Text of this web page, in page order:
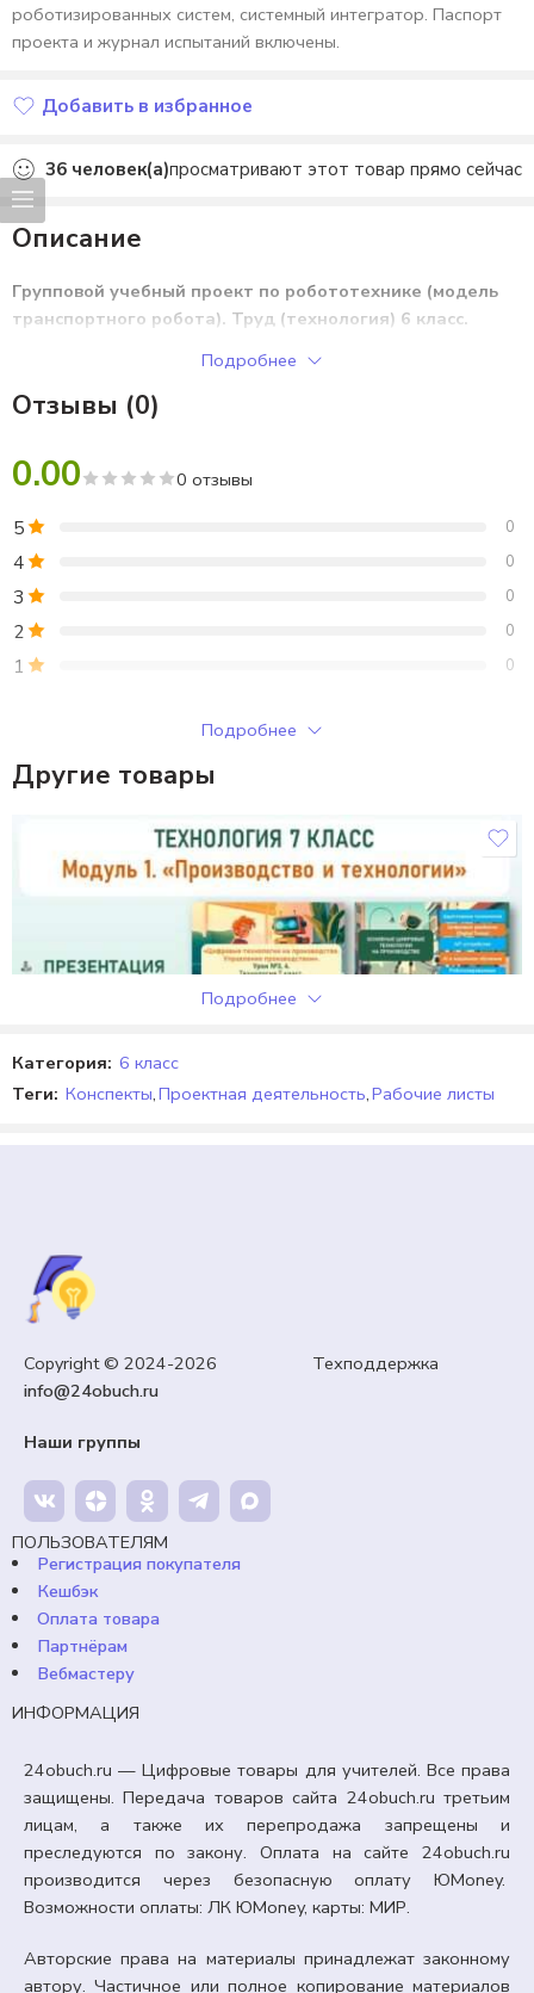
роботизированных систем, системный интегратор. Паспорт
проекта и журнал испытаний включены.
Добавить в избранное
36 человек(а)просматривают этот товар прямо сейчас
Описание
Групповой учебный проект по робототехнике (модель
транспортного робота). Труд (технология) 6 класс.
Подробнее
Отзывы (0)
0.00 0 отзывы
5 0
4 0
3 0
2 0
1 0
Только зарегистрированные клиенты, купившие этот товар,
могут публиковать отзывы.
Отзывов пока нет.
Подробнее
Другие товары
7 КЛАСС
Презентация, конспект урока и рабочий лист
Управление производством». Технология 7 класс.
120,00₽Кешбэк:18 рублей
Продавец:24obuch.ru
Подробнее
Категория: 6 класс
Теги: Конспекты,Проектная деятельность,Рабочие листы
Copyright © 2024-2026 Техподдержка
info@24obuch.ru
Наши группы
ПОЛЬЗОВАТЕЛЯМ
Регистрация покупателя
Кешбэк
Оплата товара
Партнёрам
Вебмастеру
ИНФОРМАЦИЯ
24obuch.ru — Цифровые товары для учителей. Все права
защищены. Передача товаров сайта 24obuch.ru третьим
лицам, а также их перепродажа запрещены и
преследуются по закону. Оплата на сайте 24obuch.ru
производится через безопасную оплату ЮMoney.
Возможности оплаты: ЛК ЮMoney, карты: МИР.
Авторские права на материалы принадлежат законному
автору. Частичное или полное копирование материалов